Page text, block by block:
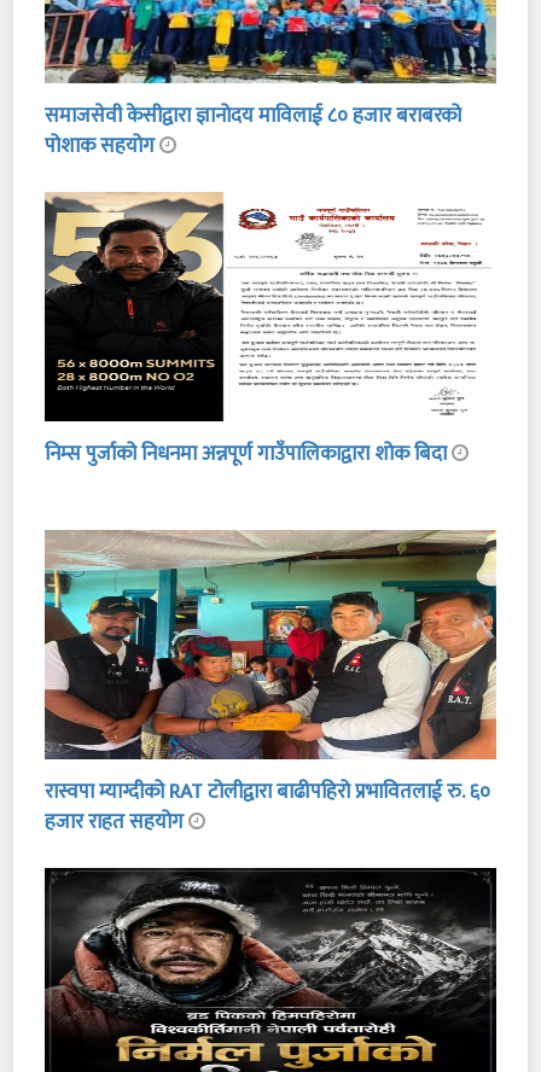
समाजसेवी केसीद्वारा ज्ञानोदय माविलाई ८० हजार बराबरको
पोशाक सहयोग
निम्स पुर्जाको निधनमा अन्नपूर्ण गाउँपालिकाद्वारा शोक बिदा
रास्वपा म्याग्दीको RAT टोलीद्वारा बाढीपहिरो प्रभावितलाई रु. ६०
हजार राहत सहयोग